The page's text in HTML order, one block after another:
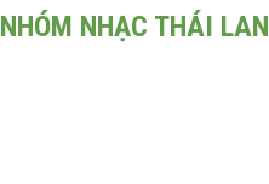
NHÓM NHẠC THÁI LAN